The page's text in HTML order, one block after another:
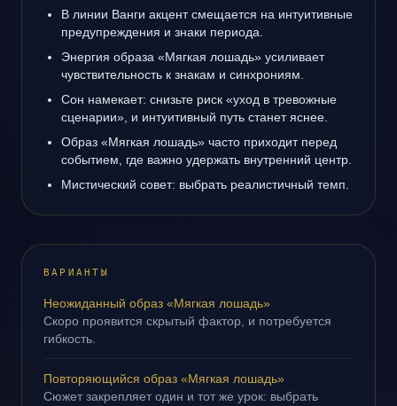
В линии Ванги акцент смещается на интуитивные
предупреждения и знаки периода.
Энергия образа «Мягкая лошадь» усиливает
чувствительность к знакам и синхрониям.
Сон намекает: снизьте риск «уход в тревожные
сценарии», и интуитивный путь станет яснее.
Образ «Мягкая лошадь» часто приходит перед
событием, где важно удержать внутренний центр.
Мистический совет: выбрать реалистичный темп.
ВАРИАНТЫ
Неожиданный образ «Мягкая лошадь»
Скоро проявится скрытый фактор, и потребуется
гибкость.
Повторяющийся образ «Мягкая лошадь»
Сюжет закрепляет один и тот же урок: выбрать